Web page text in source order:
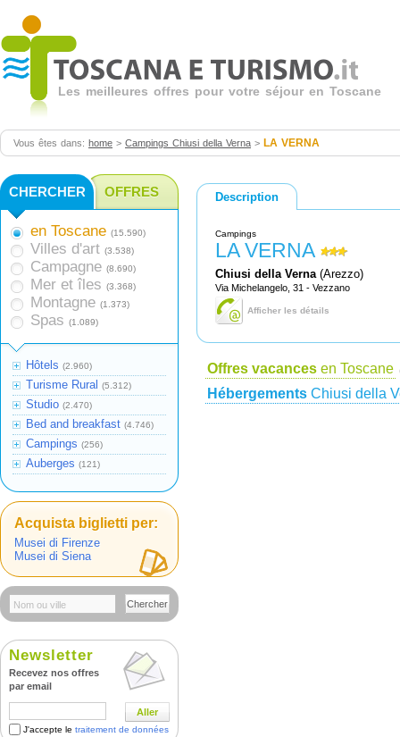
Les meilleures offres pour votre séjour en Toscane
Vous êtes dans: home > Campings Chiusi della Verna > LA VERNA
Description
Campings
LA VERNA
Chiusi della Verna(Arezzo)
Via Michelangelo, 31 - Vezzano
Afficher les détails
Offres vacances en Toscane
Hébergements Chiusi della
CHERCHER OFFRES
en Toscane (15.590)
Villes d'art (3.538)
Campagne (8.690)
Mer et îles (3.368)
Montagne (1.373)
Spas (1.089)
Hôtels (2.960)
Turisme Rural (5.312)
Studio (2.470)
Bed and breakfast (4.746)
Campings (256)
Auberges (121)
Acquista biglietti per:
Musei di Firenze
Musei di Siena
Chercher
Newsletter
Recevez nos offres
par email
Aller
J'accepte le traitement de données